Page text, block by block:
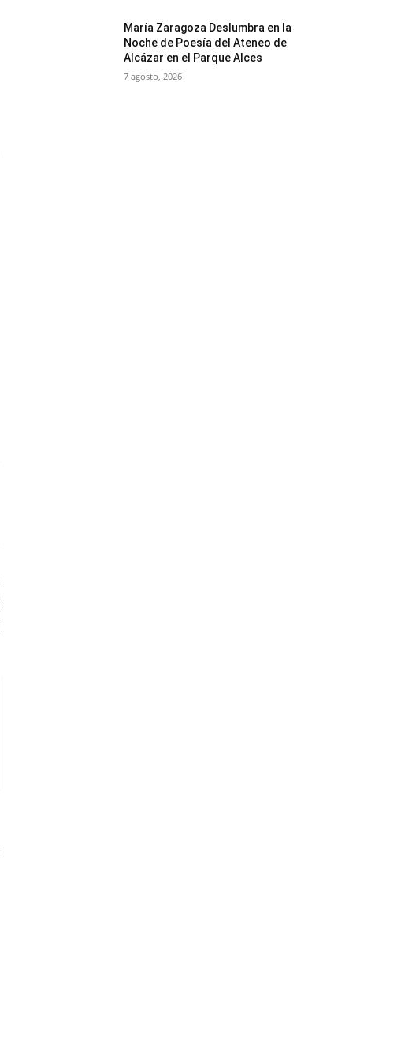
María Zaragoza Deslumbra en la
Noche de Poesía del Ateneo de
Alcázar en el Parque Alces
7 agosto, 2026